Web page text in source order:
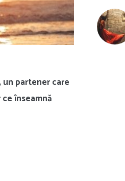
un partener care
înseamnă